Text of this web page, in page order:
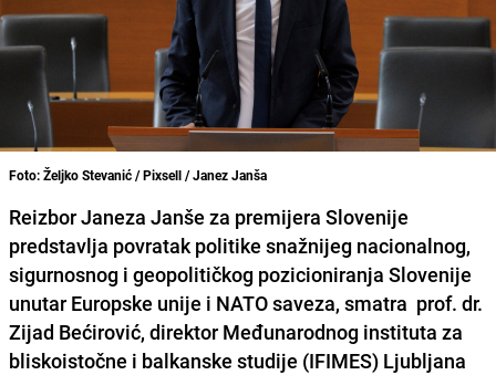
Foto: Željko Stevanić / Pixsell / Janez Janša
Reizbor Janeza Janše za premijera Slovenije
predstavlja povratak politike snažnijeg nacionalnog,
sigurnosnog i geopolitičkog pozicioniranja Slovenije
unutar Europske unije i NATO saveza, smatra prof. dr.
Zijad Bećirović, direktor Međunarodnog instituta za
bliskoistočne i balkanske studije (IFIMES) Ljubljana